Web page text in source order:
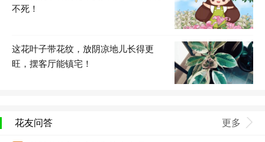
不死！
这花叶子带花纹，放阴凉地儿长得更
旺，摆客厅能镇宅！
花友问答 更多